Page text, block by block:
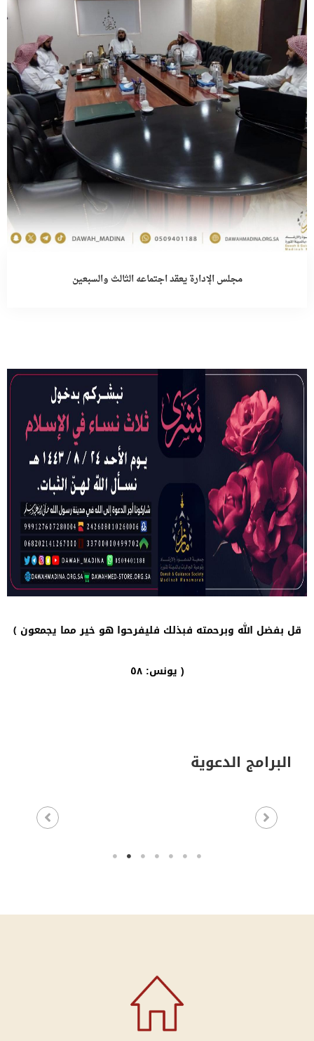
مجلس الإدارة يعقد اجتماعه الثالث والسبعين
قل بفضل الله وبرحمته فبذلك فليفرحوا هو خير مما يجمعون ﴾
يونس: ٥٨ )
البرامج الدعوية